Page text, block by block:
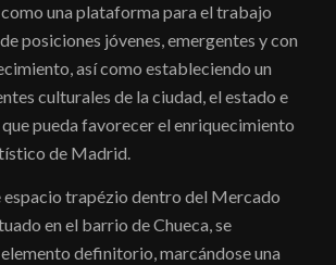
una plataforma para el trabajo
posiciones jóvenes, emergentes y con
así como estableciendo un
culturales de la ciudad, el estado e
pueda favorecer el enriquecimiento
de Madrid.
espacio trapézio dentro del Mercado
en el barrio de Chueca, se
definitorio, marcándose una